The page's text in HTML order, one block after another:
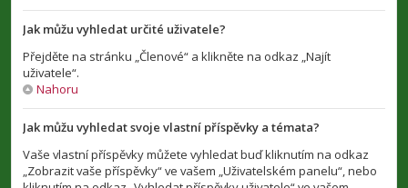
Jak můžu vyhledat určité uživatele?
Přejděte na stránku „Členové“ a klikněte na odkaz „Najít
uživatele“.
Nahoru
Jak můžu vyhledat svoje vlastní příspěvky a témata?
Vaše vlastní příspěvky můžete vyhledat buď kliknutím na odkaz
„Zobrazit vaše příspěvky“ ve vašem „Uživatelském panelu“, nebo